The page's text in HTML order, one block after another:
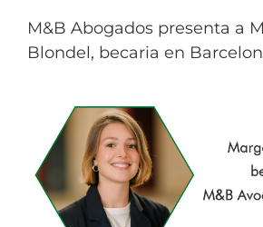
M&B Abogados presenta a
Blondel, becaria en